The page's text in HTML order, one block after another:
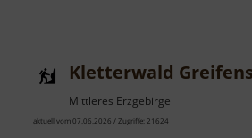
Gelenau
Kletterwald
Mittleres Erzgebirge
aktuell vom 07.06.2026 / Zugriffe: 21624